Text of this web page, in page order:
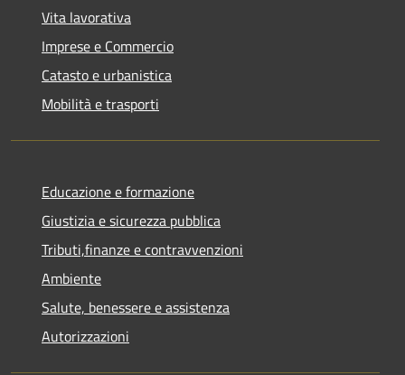
Vita lavorativa
Imprese e Commercio
Catasto e urbanistica
Mobilità e trasporti
Educazione e formazione
Giustizia e sicurezza pubblica
Tributi,finanze e contravvenzioni
Ambiente
Salute, benessere e assistenza
Autorizzazioni